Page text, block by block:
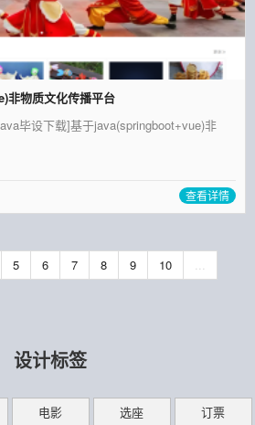
物质文化传播平台
毕设下载]基于java(springboot+vue)非
查看详情
5 6 7 8 9 10
...
设计标签
电影 选座 订票